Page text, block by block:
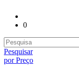
0
Pesquisar
por Preço